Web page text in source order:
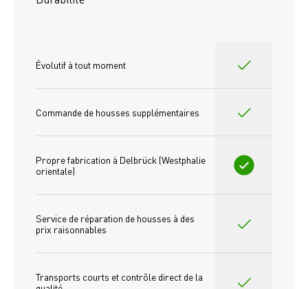
Évolutif à tout moment
Commande de housses supplémentaires
Propre fabrication à Delbrück (Westphalie
orientale)
Service de réparation de housses à des
prix raisonnables
Transports courts et contrôle direct de la